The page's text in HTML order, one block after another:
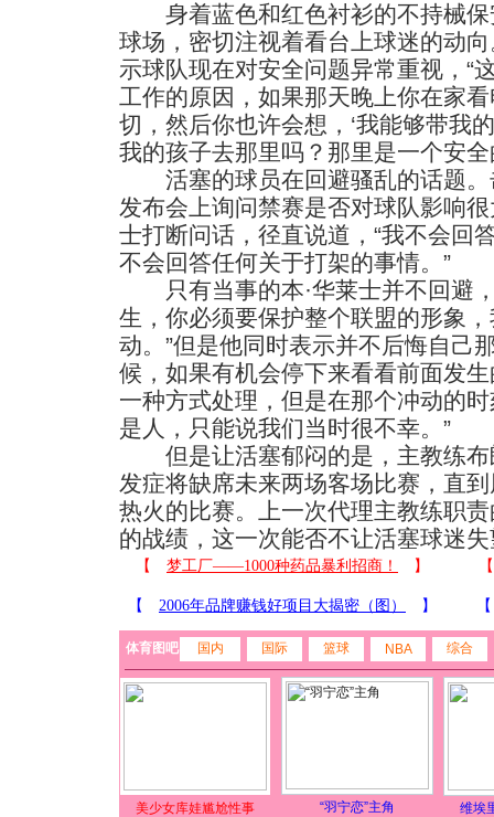
身着蓝色和红色衬衫的不持械保
球场，密切注视着看台上球迷的动
示球队现在对安全问题异常重视，“
工作的原因，如果那天晚上你在家
切，然后你也许会想，‘我能够带我
我的孩子去那里吗？那里是一个安全
活塞的球员在回避骚乱的话题。
发布会上询问禁赛是否对球队影响
士打断问话，径直说道，“我不会回
不会回答任何关于打架的事情。”
只有当事的本·华莱士并不回避，
生，你必须要保护整个联盟的形象
动。”但是他同时表示并不后悔自己
候，如果有机会停下来看看前面发
一种方式处理，但是在那个冲动的
是人，只能说我们当时很不幸。”
但是让活塞郁闷的是，主教练布
发症将缺席未来两场客场比赛，直
热火的比赛。上一次代理主教练职
的战绩，这一次能否不让活塞球迷
体育图吧 国内 国际 篮球 NBA 综合
美少女库娃尴尬性事 “羽宁恋”主角 维埃